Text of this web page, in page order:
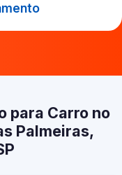
para Carro no
Palmeiras,